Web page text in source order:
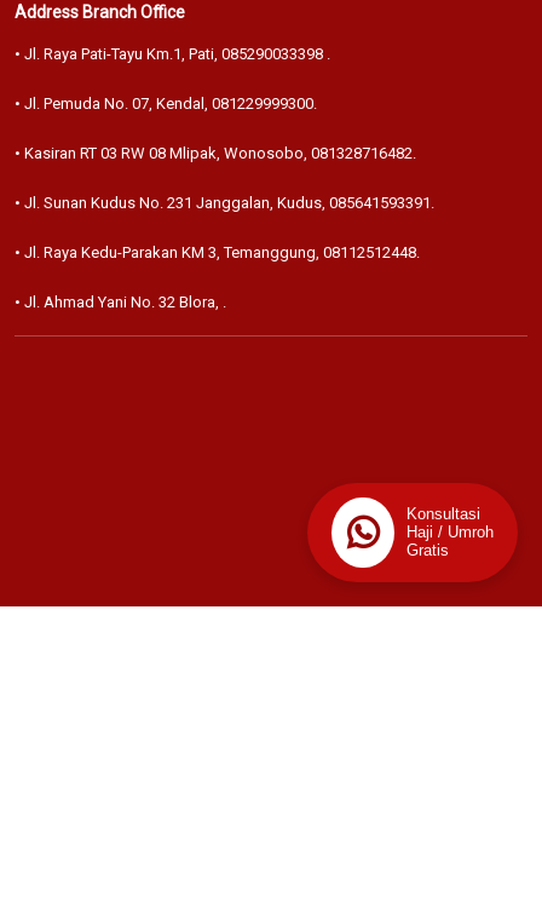
Address Branch Office
• Jl. Raya Pati-Tayu Km.1, Pati, 085290033398 .
• Jl. Pemuda No. 07, Kendal, 081229999300.
• Kasiran RT 03 RW 08 Mlipak, Wonosobo, 081328716482.
• Jl. Sunan Kudus No. 231 Janggalan, Kudus, 085641593391 .
• Jl. Raya Kedu-Parakan KM 3, Temanggung, 08112512448.
• Jl. Ahmad Yani No. 32 Blora, .
Konsultasi
Haji / Umroh
Gratis